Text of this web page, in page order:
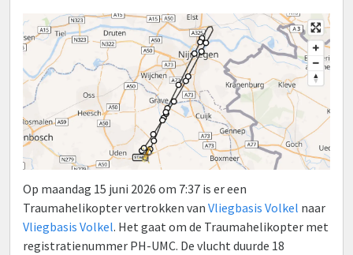
Op maandag 15 juni 2026 om 7:37 is er een
Traumahelikopter vertrokken van Vliegbasis Volkel naar
Vliegbasis Volkel. Het gaat om de Traumahelikopter met
registratienummer PH-UMC. De vlucht duurde 18